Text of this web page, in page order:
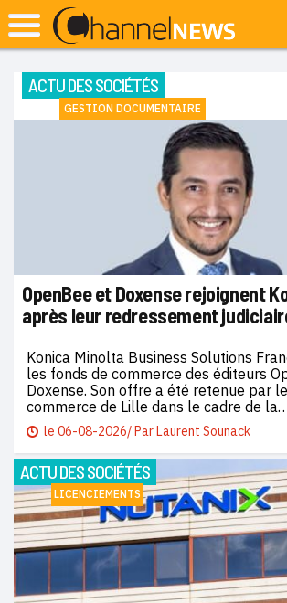
ACTU DES SOCIÉTÉS
GESTION DOCUMENTAIRE
OpenBee et Doxense rejoignent
après leur redressement
le 06-08-2026 ParLaurent Sounack
Konica Minolta Business Solutions
les fonds de commerce des éditeurs
Doxense. Son offre a été retenue par
commerce de Lille dans le cadre de
ACTU DES SOCIÉTÉS
LICENCIEMENTS